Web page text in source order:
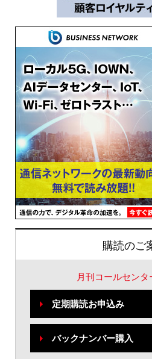
購読のご
月刊コールセン
定期購読お申込み
バックナンバー購入